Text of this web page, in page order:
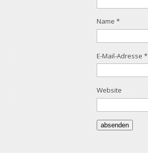
Name *
E-Mail-Adresse *
Website